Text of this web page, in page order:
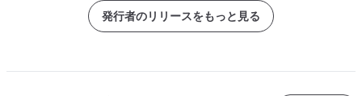
発行者のリリースをもっと見る